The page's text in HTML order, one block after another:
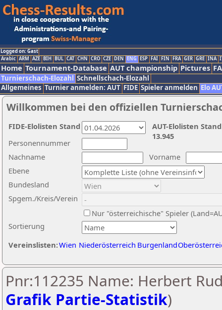
Logged on: Gast
Arabic ARM AZE BIH BUL CAT CHN CRO CZE DEN ENG ESP FAI FIN FRA GER GRE INA
Home Tournament-Database AUT championship Pictures
Turnierschach-Elozahl Schnellschach-Elozahl
Allgemeines Turnier anmelden: AUT FIDE Spieler anmelden Elo
Willkommen bei den offiziellen
Nachname
Vorname
Ebene
Sortierung
Personennummer
Bundesland
Spgem./Kreis/Verein
Nur "österreichische" Spieler
Vereinslisten:Wien Niederösterreich Burgenland
AUT-Elolisten
13.945
FIDE-Elolisten Stand
Pnr:112235 Name: Herbert
Grafik Partie-Statistik)